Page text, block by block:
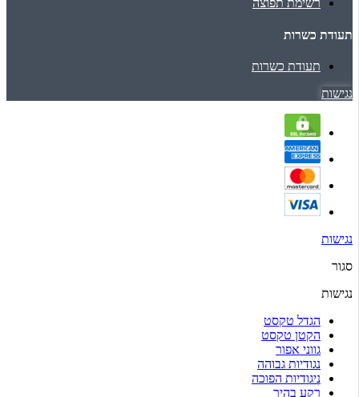
רשימת תפוצה
תעודת כשרות
תעודת כשרות
נגישות
נגישות
סגור
נגישות
הגדל טקסט
הקטן טקסט
גווני אפור
נגודיות גבוהה
ניגודיות הפוכה
רקע בהיר